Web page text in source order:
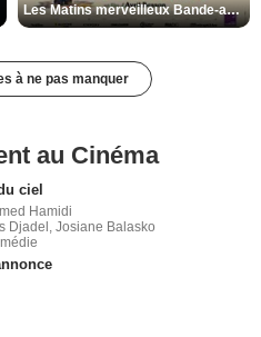
Les Matins merveilleux Bande-annonce VF
à ne pas manquer
au Cinéma
ciel
Hamidi
Djadel, Josiane Balasko